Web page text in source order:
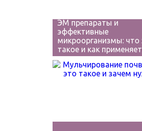
ЭМ препараты и
эффективные
микроорганизмы: что
такое и как